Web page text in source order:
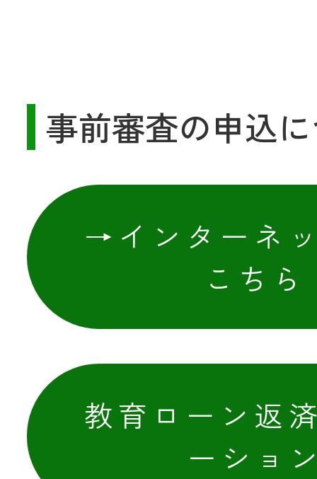
事前審査の申込
→インターネ
こちら
教育ローン返
ーショ